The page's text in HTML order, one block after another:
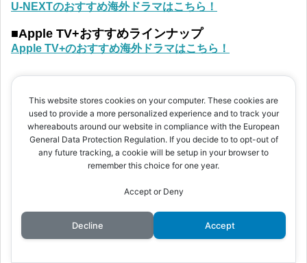
U-NEXTのおすすめ海外ドラマはこちら！
■Apple TV+おすすめラインナップ
Apple TV+のおすすめ海外ドラマはこちら！
特 集
■アメコミ・DC映画シリーズ
DC映画 見る順番や時系列 つながりを解説！
アメコミ映画・ドラマの種類や、マーベルとDCの違いな
ど基本を解説！
■Netflixマーベルドラマ
This website stores cookies on your computer. These cookies are
used to provide a more personalized experience and to track your
whereabouts around our website in compliance with the European
General Data Protection Regulation. If you decide to to opt-out of
any future tracking, a cookie will be setup in your browser to
remember this choice for one year.
Accept or Deny
Decline Accept